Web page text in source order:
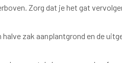
Zorg dat je het gat
halve zak aanplantgrond en de